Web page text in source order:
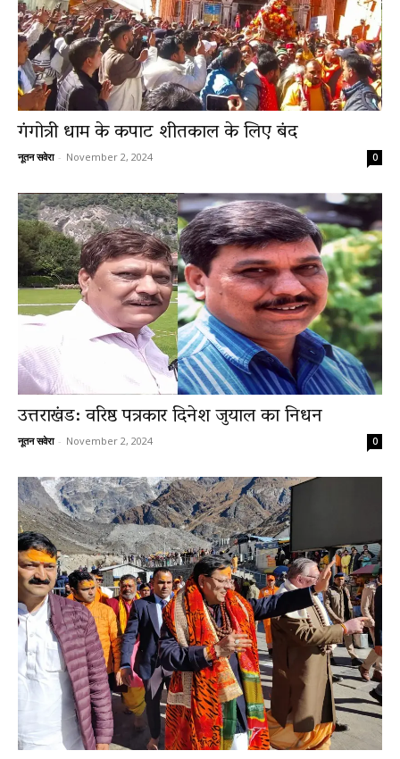
गंगोत्री धाम के कपाट शीतकाल के लिए बंद
नूतन सवेरा - November 2, 2024 0
उत्तराखंड: वरिष्ठ पत्रकार दिनेश जुयाल का निधन
नूतन सवेरा - November 2, 2024 0